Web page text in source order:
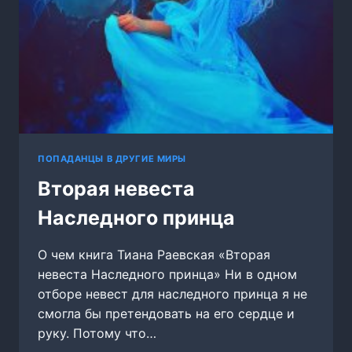
ПОПАДАНЦЫ В ДРУГИЕ МИРЫ
Вторая невеста
Наследного принца
О чем книга Тиана Раевская «Вторая
невеста Наследного принца» Ни в одном
отборе невест для наследного принца я не
смогла бы претендовать на его сердце и
руку. Потому что…